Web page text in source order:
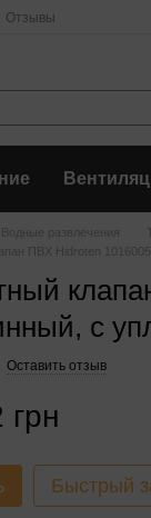
Отзывы
Водные развлечения
ПВХ Hidroten
с
Оставить отзыв
грн
Быстрый